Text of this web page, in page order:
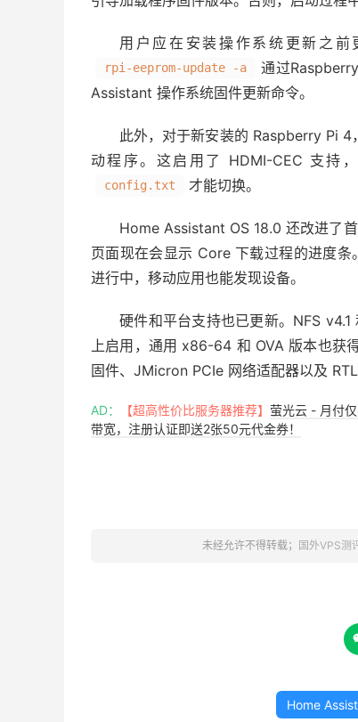
用户应在安装操作系统更新之
rpi-eeprom-update -a 通过
Assistant 操作系统固件更新命令。
此外，对于新安装的 Raspberry Pi 4
动程序。这启用了 HDMI-CEC 支持
config.txt 才能切换。
Home Assistant OS 18.0 还改进了
页面现在会显示 Core 下载过程的进度
进行中，移动应用也能发现设备。
硬件和平台支持也已更新。NFS
上启用，通用 x86-64 和 OVA 版本也获
固件、JMicron PCIe 网络适配器以及
AD： 【超高性价比服务器推荐】 萤光云 - 月付
带宽，注册认证即送2张50元代金券！
未经允许不得转载； 国外VPS测
Home